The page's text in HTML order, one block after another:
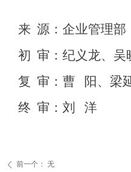
来 源：企业管理部
初 审：纪义龙、吴
复 审：曹 阳、梁
终 审：刘 洋
ꄴ 前一个： 无